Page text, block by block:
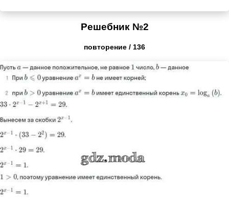
Решебник №2
повторение / 136